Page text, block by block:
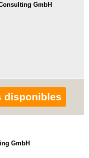
GmbH
disponibles
GmbH